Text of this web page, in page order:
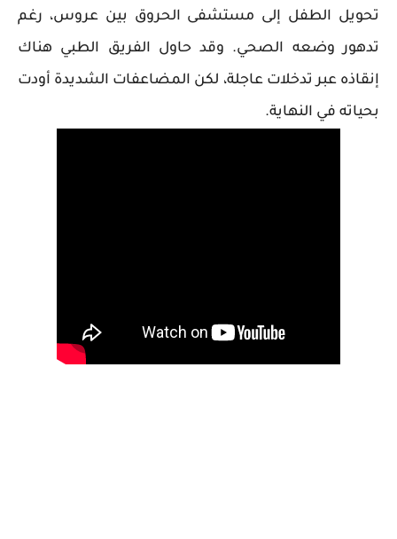
تحويل الطفل إلى مستشفى الحروق بين عروس، رغم
تدهور وضعه الصحي. وقد حاول الفريق الطبي هناك
إنقاذه عبر تدخلات عاجلة، لكن المضاعفات الشديدة أودت
بحياته في النهاية.